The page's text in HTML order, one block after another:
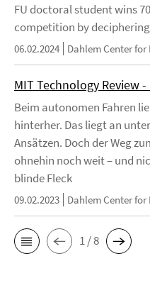
FU doctoral student wins
competition by
06.02.2024 Dahlem Center
MIT Technology Review
Beim autonomen Fahren
hinterher. Das liegt an
Ansätzen. Doch der Weg
ohnehin noch weit – und
blinde Fleck
09.02.2023 Dahlem Center
1 / 8